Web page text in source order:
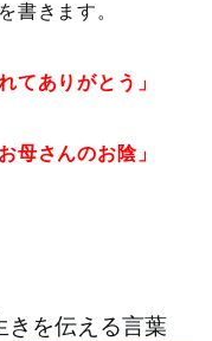
書きます。
てありがとう」
母さんのお陰」
きを伝える言葉